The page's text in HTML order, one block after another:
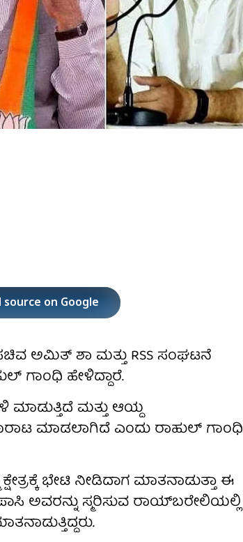
on Google
ಅಮಿತ್ ಶಾ ಮತ್ತು RSS ಸಂಘಟನೆ
ಗಾಂಧಿ ಹೇಳಿದ್ದಾರೆ.
ಮಾಡುತ್ತಿದೆ ಮತ್ತು ಆಯ್ದ
ಮಾಡಲಾಗಿದೆ ಎಂದು ರಾಹುಲ್ ಗಾಂಧಿ
ಭೇಟಿ ನೀಡಿದಾಗ ಮಾತನಾಡುತ್ತಾ ಈ
ಅವರನ್ನು ಸ್ಮರಿಸುವ ರಾಯ್‌ಬರೇಲಿಯಲ್ಲಿ